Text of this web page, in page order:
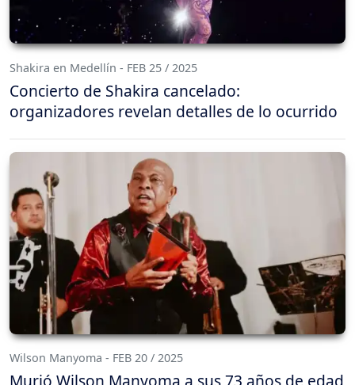
Shakira en Medellín - FEB 25 / 2025
Concierto de Shakira cancelado:
organizadores revelan detalles de lo ocurrido
Wilson Manyoma - FEB 20 / 2025
Murió Wilson Manyoma a sus 73 años de edad